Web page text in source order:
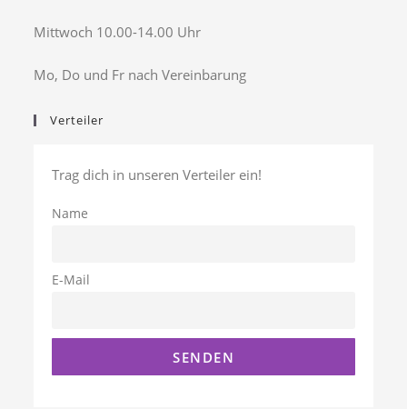
Mittwoch 10.00-14.00 Uhr
Mo, Do und Fr nach Vereinbarung
Verteiler
Trag dich in unseren Verteiler ein!
Name
E-Mail